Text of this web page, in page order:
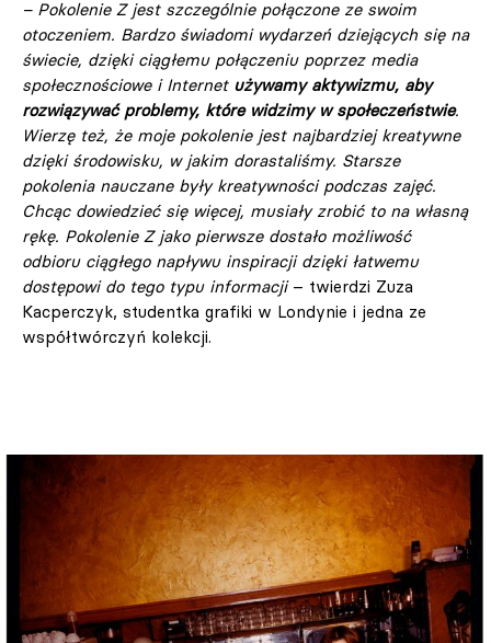
– Pokolenie Z jest szczególnie połączone ze swoim
otoczeniem. Bardzo świadomi wydarzeń dziejących się na
świecie, dzięki ciągłemu połączeniu poprzez media
społecznościowe i Internet używamy aktywizmu, aby
rozwiązywać problemy, które widzimy w społeczeństwie.
Wierzę też, że moje pokolenie jest najbardziej kreatywne
dzięki środowisku, w jakim dorastaliśmy. Starsze
pokolenia nauczane były kreatywności podczas zajęć.
Chcąc dowiedzieć się więcej, musiały zrobić to na własną
rękę. Pokolenie Z jako pierwsze dostało możliwość
odbioru ciągłego napływu inspiracji dzięki łatwemu
dostępowi do tego typu informacji– twierdzi Zuza
Kacperczyk, studentka grafiki w Londynie i jedna ze
współtwórczyń kolekcji.